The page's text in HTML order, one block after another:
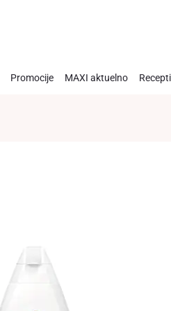
Promocije MAXI aktuelno Recepti